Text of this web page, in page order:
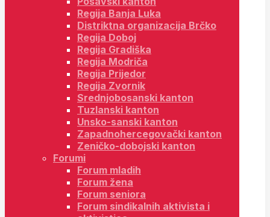
Regija Banja Luka
Distriktna organizacija Brčko
Regija Doboj
Regija Gradiška
Regija Modriča
Regija Prijedor
Regija Zvornik
Srednjobosanski kanton
Tuzlanski kanton
Unsko-sanski kanton
Zapadnohercegovački kanton
Zeničko-dobojski kanton
Forumi
Forum mladih
Forum žena
Forum seniora
Forum sindikalnih aktivista i